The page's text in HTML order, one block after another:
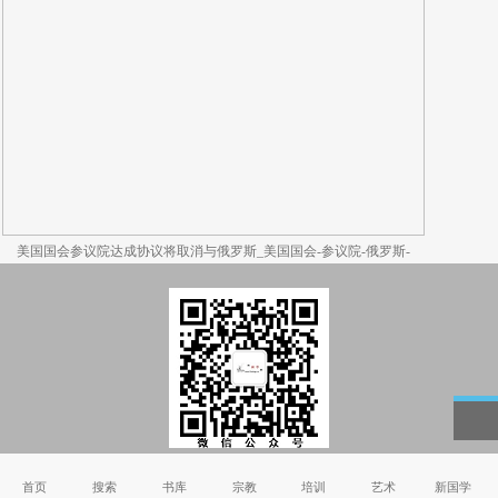
美国国会参议院达成协议将取消与俄罗斯_美国国会-参议院-俄罗斯-
Copyright © 2002-2011 国学书院_国学班 版权所有
首页 搜索 书库 宗教 培训 艺术 新国学